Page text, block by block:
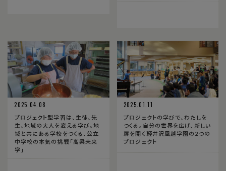
2025.04.08
プロジェクト型学習は、生徒、先
生、地域の大人を変える学び。地
域と共にある学校をつくる、公立
中学校の本気の挑戦「高梁未来
学」
2025.01.11
プロジェクトの学びで、わたしを
つくる。自分の世界を広げ、新しい
扉を開く軽井沢風越学園の2つの
プロジェクト